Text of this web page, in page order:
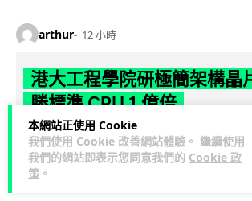
本網站正使用 Cookie
我們使用 Cookie 改善網站體驗。 繼續使用
我們的網站即表示您同意我們的 Cookie 政
策 。
arthur 12 小時
港大工程學院研極簡架構晶
勝標準 CPU 1 億倍
港大團隊研發極簡架構模擬內容尋址記憶體（
二硫化鉬及半金屬銻克服傳輸瓶頸，漢明距
CPU快1億倍，每次搜尋耗能低...